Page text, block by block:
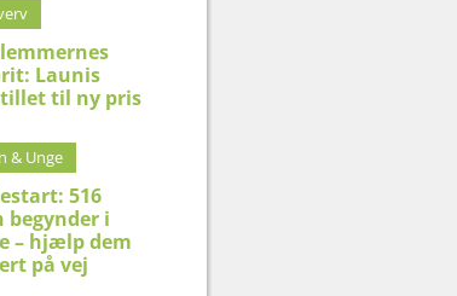
Launis
til ny pris
& Unge
516
begynder i
– hjælp dem
på vej